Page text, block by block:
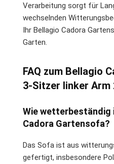
Verarbeitung sorgt für
wechselnden
Ihr Bellagio Cadora
Garten.
FAQ zum Bellagio
3-Sitzer linker Arm
Wie wetterbeständig
Cadora Gartensofa?
Das Sofa ist aus
gefertigt, insbesondere